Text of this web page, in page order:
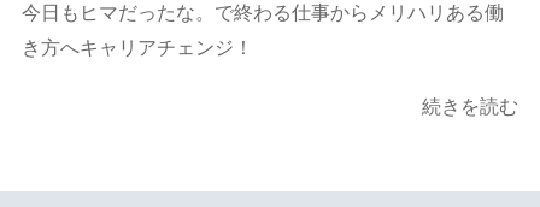
今日もヒマだったな。で終わる仕事からメリハリある働
き方へキャリアチェンジ！
続きを読む